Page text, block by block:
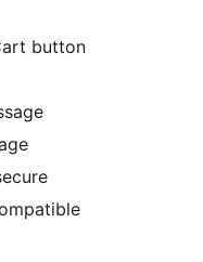
button